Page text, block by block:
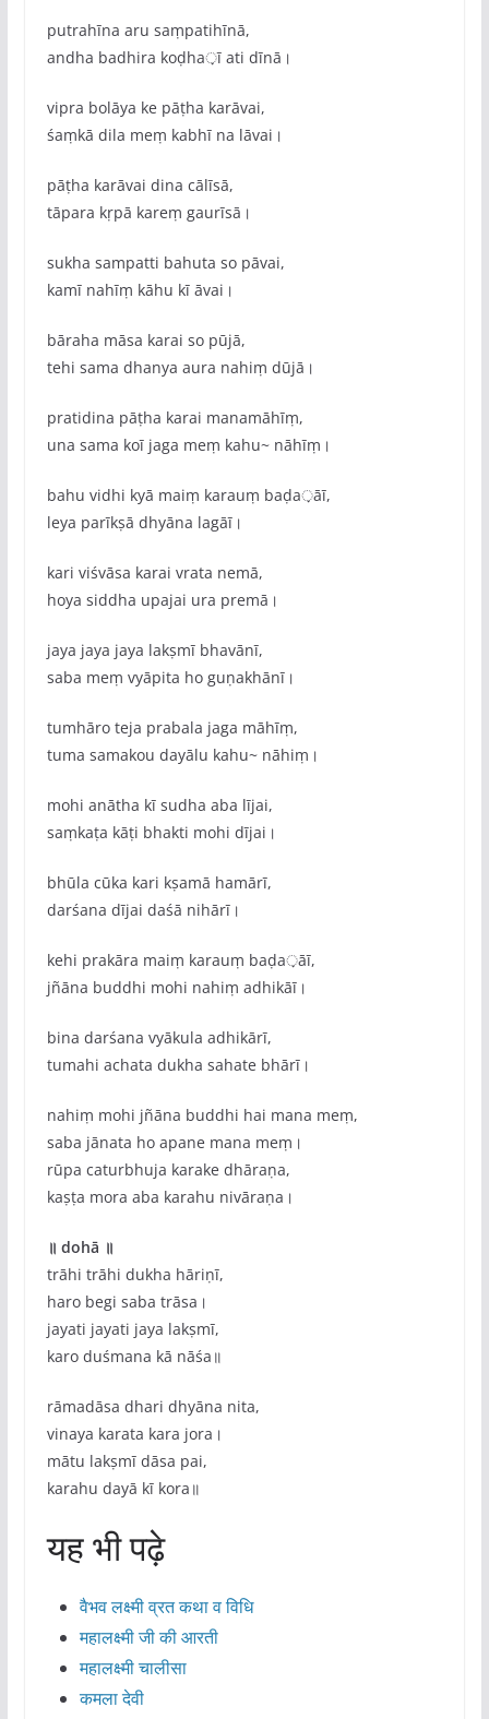
putrahīna aru saṃpatihīnā,
andha badhira koḍha़ī ati dīnā।
vipra bolāya ke pāṭha karāvai,
śaṃkā dila meṃ kabhī na lāvai।
pāṭha karāvai dina cālīsā,
tāpara kṛpā kareṃ gaurīsā।
sukha sampatti bahuta so pāvai,
kamī nahīṃ kāhu kī āvai।
bāraha māsa karai so pūjā,
tehi sama dhanya aura nahiṃ dūjā।
pratidina pāṭha karai manamāhīṃ,
una sama koī jaga meṃ kahu~ nāhīṃ।
bahu vidhi kyā maiṃ karauṃ baḍa़āī,
leya parīkṣā dhyāna lagāī।
kari viśvāsa karai vrata nemā,
hoya siddha upajai ura premā।
jaya jaya jaya lakṣmī bhavānī,
saba meṃ vyāpita ho guṇakhānī।
tumhāro teja prabala jaga māhīṃ,
tuma samakou dayālu kahu~ nāhiṃ।
mohi anātha kī sudha aba lījai,
saṃkaṭa kāṭi bhakti mohi dījai।
bhūla cūka kari kṣamā hamārī,
darśana dījai daśā nihārī।
kehi prakāra maiṃ karauṃ baḍa़āī,
jñāna buddhi mohi nahiṃ adhikāī।
bina darśana vyākula adhikārī,
tumahi achata dukha sahate bhārī।
nahiṃ mohi jñāna buddhi hai mana meṃ,
saba jānata ho apane mana meṃ।
rūpa caturbhuja karake dhāraṇa,
kaṣṭa mora aba karahu nivāraṇa।
॥ dohā ॥
trāhi trāhi dukha hāriṇī,
haro begi saba trāsa।
jayati jayati jaya lakṣmī,
karo duśmana kā nāśa॥
rāmadāsa dhari dhyāna nita,
vinaya karata kara jora।
mātu lakṣmī dāsa pai,
karahu dayā kī kora॥
यह भी पढ़े
वैभव लक्ष्मी व्रत कथा व विधि
महालक्ष्मी जी की आरती
महालक्ष्मी चालीसा
कमला देवी